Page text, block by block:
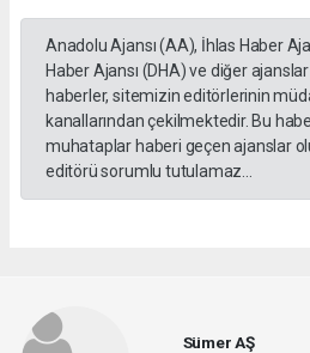
Anadolu Ajansı (AA), İhlas Haber
Haber Ajansı (DHA) ve diğer
haberler, sitemizin editörlerinin
kanallarından çekilmektedir. Bu
muhataplar haberi geçen ajanslar
editörü sorumlu tutulamaz...
Sümer AŞ